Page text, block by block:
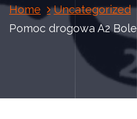
Home
Uncategorized
Pomoc drogowa A2